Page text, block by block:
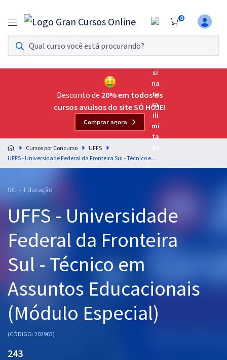
0
Assinatura Ilimitada 11
Acesso a todos os cursos. Teste grátis por 7 dias!
Assinatura OAB Até Passar
Acesso ilimitado a toda preparação para o Exame da
Residências Multiprofissionais
Preparação completa e intensiva para as principais
residências em saúde do Brasil
Cursos 20% OFF
Pós
Graduação
OAB
Mentorias
Questões grátis
Conteúdo gratuito
Desconto de 20% em todos os
cursos avulsos do site SÓ HOJE!
Comprar agora
Cursos por Concurso
UFFS
UFFS - Universidade Federal da Fronteira Sul - Técnico em Assuntos Educacionais (Módulo Especial)
SC - Educação
UFFS - Universidade
Federal da Fronteira
Sul - Técnico em
Assuntos Educacionais
(Módulo Especial)
(CÓDIGO: 202963)
243